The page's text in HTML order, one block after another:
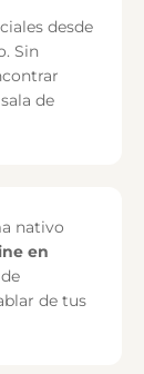
desde
Sin
de
nativo
en
de tus